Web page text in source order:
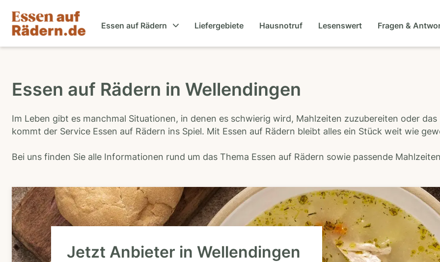
Essen auf Rädern Liefergebiete Hausnotruf Lesenswert Fragen &
Essen auf Rädern in Wellendingen
Im Leben gibt es manchmal Situationen, in denen es schwierig wird, Mahlzeiten zuzubereiten oder
kommt der Service Essen auf Rädern ins Spiel. Mit Essen auf Rädern bleibt alles ein Stück weit wie
Bei uns finden Sie alle Informationen rund um das Thema Essen auf Rädern sowie passende
Jetzt Anbieter in Wellendingen